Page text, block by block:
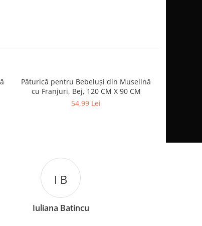
Păturică pentru Bebeluși din Muselină
cu Franjuri, Bej, 120 CM X 90 CM
54,99 Lei
I B
Iuliana Batincu